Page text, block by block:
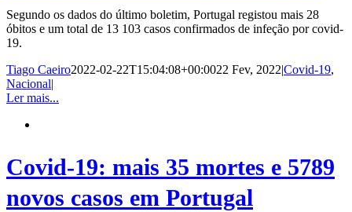
Segundo os dados do último boletim, Portugal registou mais 28
óbitos e um total de 13 103 casos confirmados de infeção por covid-
19.
Tiago Caeiro2022-02-22T15:04:08+00:0022 Fev, 2022|Covid-19,
Nacional|
Ler mais...
Covid-19: mais 35 mortes e 5789
novos casos em Portugal